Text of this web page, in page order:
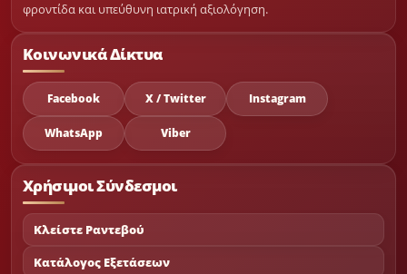
φροντίδα και υπεύθυνη ιατρική αξιολόγηση.
Κοινωνικά Δίκτυα
Facebook X / Twitter Instagram
WhatsApp Viber
Χρήσιμοι Σύνδεσμοι
Κλείστε Ραντεβού
Κατάλογος Εξετάσεων